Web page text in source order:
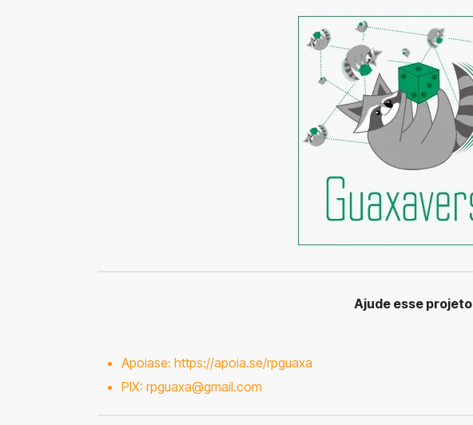
Ajude esse projeto
Apoiase: https://apoia.se/rpguaxa
PIX: rpguaxa@gmail.com